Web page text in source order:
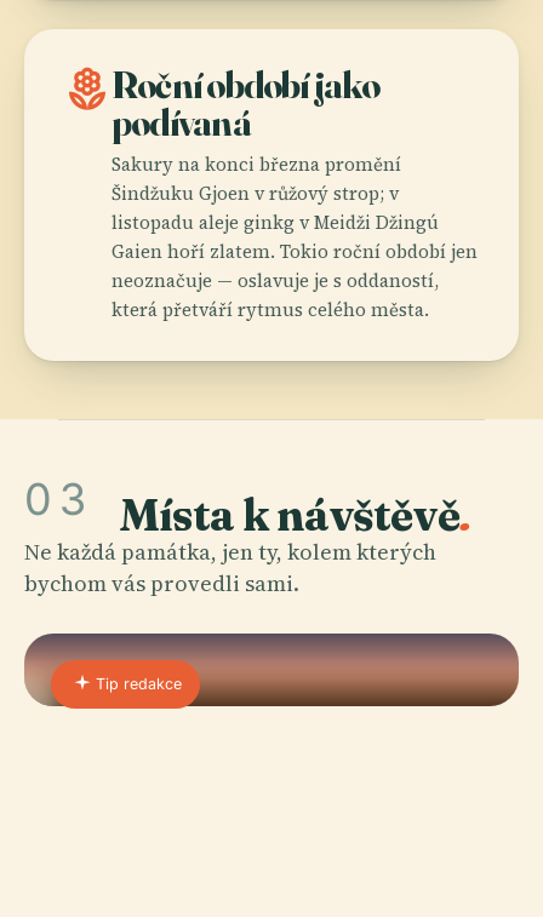
local_floristRoční období jako
podívaná
Sakury na konci března promění
Šindžuku Gjoen v růžový strop; v
listopadu aleje ginkg v Meidži Džingú
Gaien hoří zlatem. Tokio roční období jen
neoznačuje — oslavuje je s oddaností,
která přetváří rytmus celého města.
03 Místa k návštěvě.
Ne každá památka, jen ty, kolem kterých
bychom vás provedli sami.
Tip redakce